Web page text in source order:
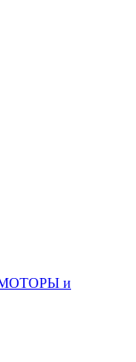
и